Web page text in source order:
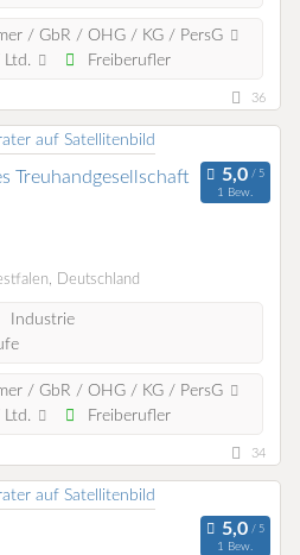
/ GbR / OHG / KG / PersG
Ltd.
Freiberufler
36
Treuhandgesellschaft
1 Bew.
Deutschland
Industrie
/ GbR / OHG / KG / PersG
Freiberufler
34
1 Bew.